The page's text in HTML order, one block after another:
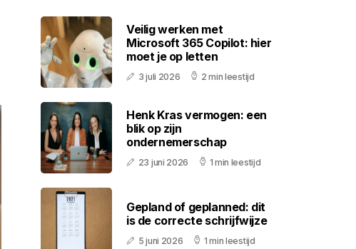
Veilig werken met
Microsoft 365 Copilot: hier
moet je op letten
3 juli 2026 2 min leestijd
Henk Kras vermogen: een
blik op zijn
ondernemerschap
23 juni 2026 1 min leestijd
Gepland of geplanned: dit
is de correcte schrijfwijze
5 juni 2026 1 min leestijd